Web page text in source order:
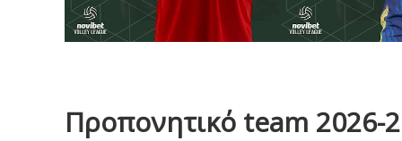
Προπονητικό team 2026-